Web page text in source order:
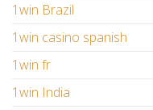
1win Brazil
1win casino spanish
1win fr
1win India